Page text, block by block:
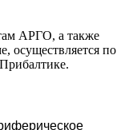
АРГО, а также
осуществляется по